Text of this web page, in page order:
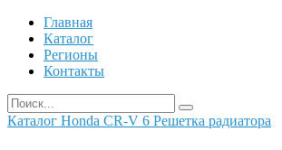
Главная
Каталог
Регионы
Контакты
Каталог Honda CR-V 6 Решетка радиатора